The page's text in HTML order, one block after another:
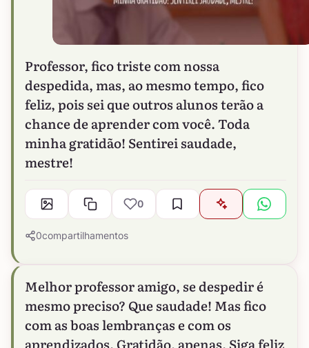
Professor, fico triste com nossa
despedida, mas, ao mesmo tempo, fico
feliz, pois sei que outros alunos terão a
chance de aprender com você. Toda
minha gratidão! Sentirei saudade,
mestre!
0
0compartilhamentos
Melhor professor amigo, se despedir é
mesmo preciso? Que saudade! Mas fico
com as boas lembranças e com os
aprendizados. Gratidão, apenas. Siga feliz